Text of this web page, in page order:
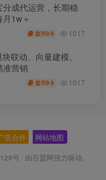
成代运营，长期稳
1w＋
盟币9.9 1017
联动、向量建模、
准营销
盟币9.9 1017
告合作 网站地图
号 · 由百盟网强力驱动.